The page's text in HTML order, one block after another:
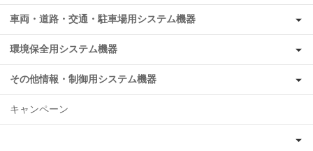
車両・道路・交通・駐車場用システム機器
環境保全用システム機器
その他情報・制御用システム機器
キャンペーン